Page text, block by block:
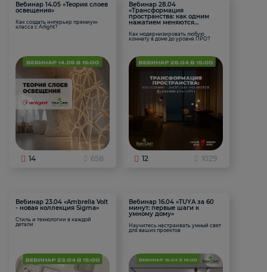
Вебинар 14.05 «Теория слоев
освещения»
Как создать интерьер премиум-
класса с Arlight?
14 658
Вебинар 28.04
«Трансформация
пространства: как одним
нажатием меняются
Как модернизировать любую
комнату в доме до уровня ПРО?
12 1029
Вебинар 23.04 «Ambrella Volt
- новая коллекция Sigma»
Стиль и технологии в каждой
детали
Вебинар 16.04 «TUYA за 60
минут: первые шаги к
умному дому»
Научитесь настраивать умный свет
для ваших проектов